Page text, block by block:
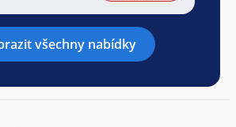
všechny nabídky